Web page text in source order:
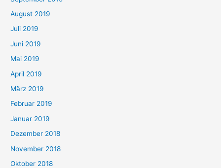
August 2019
Juli 2019
Juni 2019
Mai 2019
April 2019
März 2019
Februar 2019
Januar 2019
Dezember 2018
November 2018
Oktober 2018